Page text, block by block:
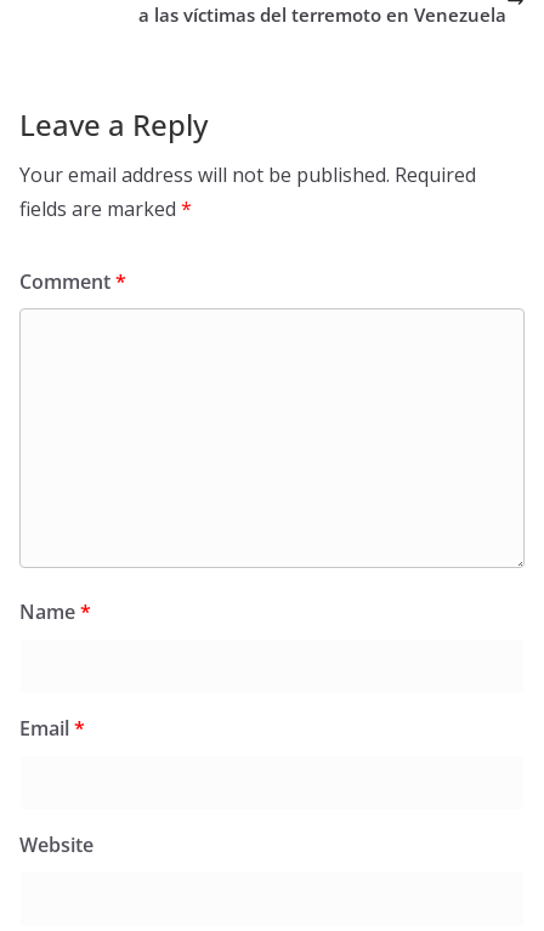
a las víctimas del terremoto en Venezuela
Leave a Reply
Your email address will not be published. Required
fields are marked *
Comment*
Name*
Email*
Website